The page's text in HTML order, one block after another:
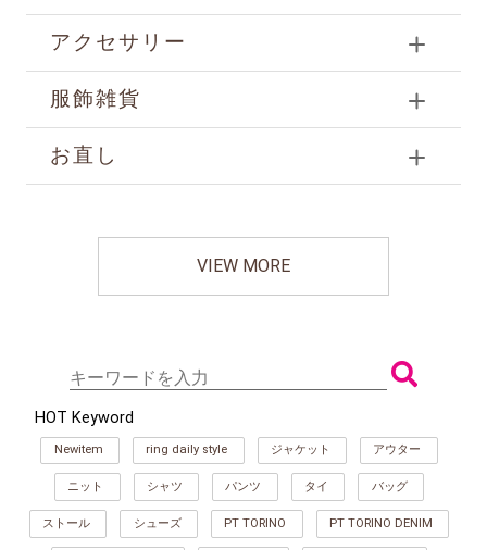
アクセサリー
服飾雑貨
お直し
VIEW MORE
HOT Keyword
Newitem ring daily style ジャケット アウター
ニット シャツ パンツ タイ バッグ
ストール シューズ PT TORINO PT TORINO DENIM